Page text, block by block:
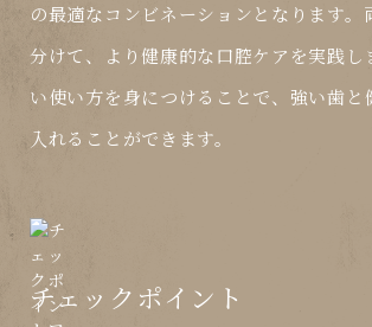
の最適なコンビネーションとなります。
分けて、より健康的な口腔ケアを実践し
い使い方を身につけることで、強い歯と
入れることができます。
チェックポイント